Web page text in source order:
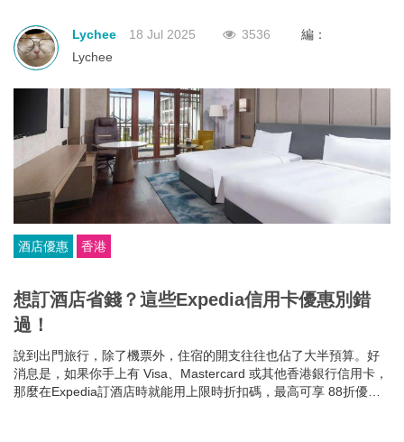
遊團或接待到港旅客的業務，都必須向旅遊業監管局申請並持有有
效的旅行代理商牌照。沒有這個牌照？那就不能經營！
Lychee 18 Jul 2025 3536
編：
Lychee
酒店優惠 香港
想訂酒店省錢？這些Expedia信用卡優惠別錯
過！
說到出門旅行，除了機票外，住宿的開支往往也佔了大半預算。好
消息是，如果你手上有 Visa、Mastercard 或其他香港銀行信用卡，
那麼在Expedia訂酒店時就能用上限時折扣碼，最高可享 88折優